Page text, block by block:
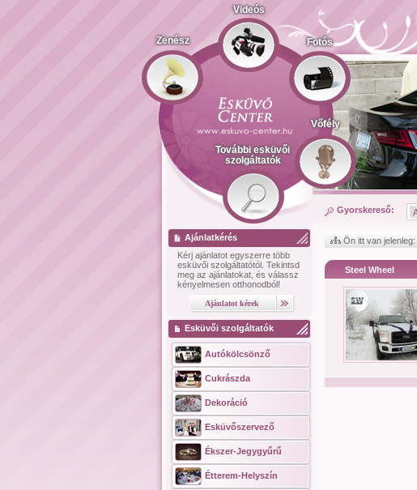
Zenész
Videós
Fotós
Vőfély
További esküvői
szolgáltatók
Ajánlatkérés
Kérj ajánlatot egyszerre több
esküvői szolgáltatótól. Tekintsd
meg az ajánlatokat, és válassz
kényelmesen otthonodból!
Esküvői szolgáltatók
Autókölcsönző
Cukrászda
Dekoráció
Esküvőszervező
Ékszer-Jegygyűrű
Étterem-Helyszín
Gyorskereső:
Ön itt van jelenleg:
Steel Wheel